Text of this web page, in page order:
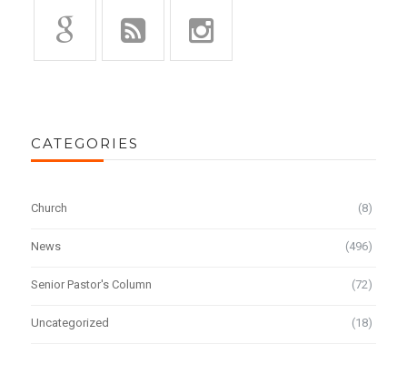
CATEGORIES
Church (8)
News (496)
Senior Pastor's Column (72)
Uncategorized (18)